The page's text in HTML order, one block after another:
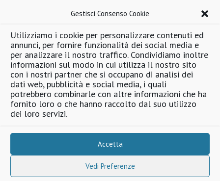
Gestisci Consenso Cookie
Utilizziamo i cookie per personalizzare contenuti ed
annunci, per fornire funzionalità dei social media e
per analizzare il nostro traffico. Condividiamo inoltre
informazioni sul modo in cui utilizza il nostro sito
con i nostri partner che si occupano di analisi dei
dati web, pubblicità e social media, i quali
potrebbero combinarle con altre informazioni che ha
fornito loro o che hanno raccolto dal suo utilizzo
dei loro servizi.
Accetta
Vedi Preferenze
Tweet
Parlare inglese?
SI PUÒ FARE!!!